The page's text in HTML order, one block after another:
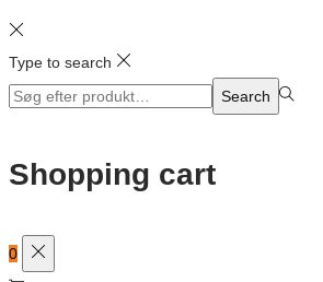
Type to search
Search
Search
Shopping cart
0